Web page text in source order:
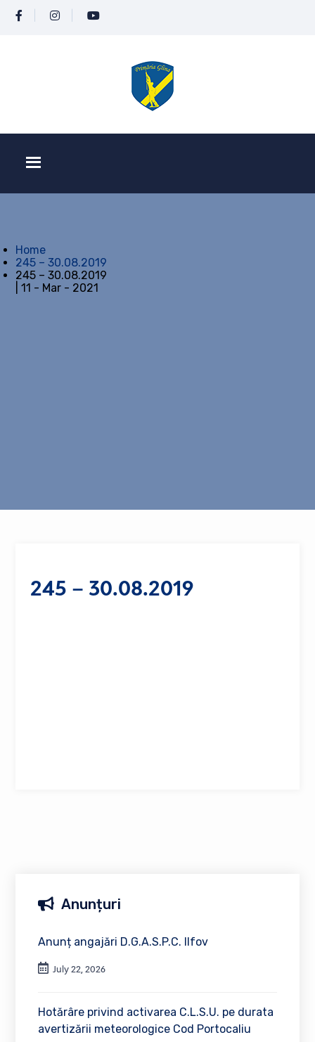
Home
245 – 30.08.2019
245 – 30.08.2019
| 11 - Mar - 2021
245 – 30.08.2019
Anunțuri
Anunț angajări D.G.A.S.P.C. Ilfov
July 22, 2026
Hotărâre privind activarea C.L.S.U. pe durata
avertizării meteorologice Cod Portocaliu